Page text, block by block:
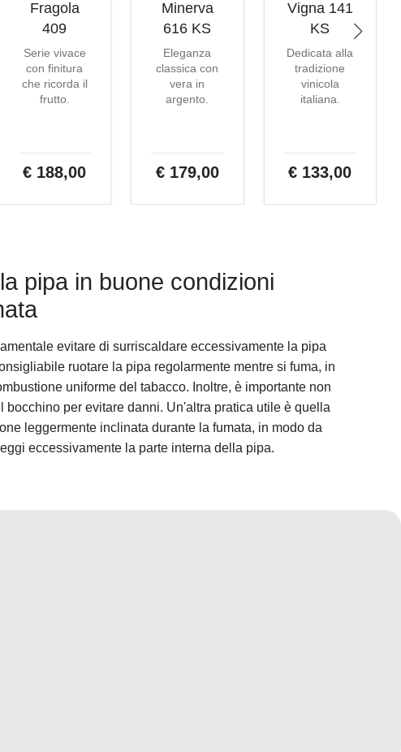
Fragola
409
Serie vivace
con finitura
che ricorda il
frutto.
€ 188,00
Minerva
616 KS
Eleganza
classica con
vera in
argento.
€ 179,00
Vigna 141
KS
Dedicata alla
tradizione
vinicola
italiana.
€ 133,00
pipa in buone condizioni
evitare di surriscaldare eccessivamente la pipa
ruotare la pipa regolarmente mentre si fuma, in
uniforme del tabacco. Inoltre, è importante non
bocchino per evitare danni. Un'altra pratica utile è quella
leggermente inclinata durante la fumata, in modo da
eccessivamente la parte interna della pipa.